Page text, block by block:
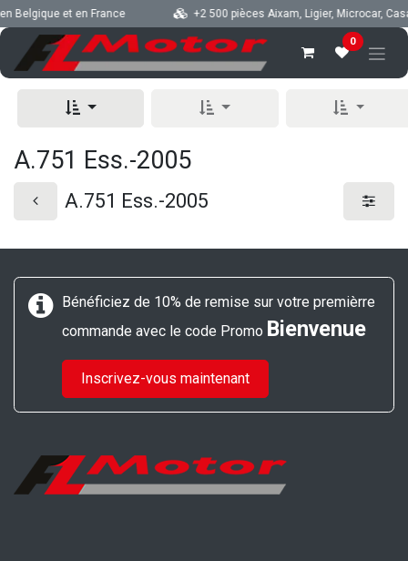
Se rendre au contenu
Belgique et en France +2 500 pièces Aixam, Ligier, Microcar,
0
A.751 Ess.-2005
A.751 Ess.-2005
Bénéficiez de 10% de remise sur votre premièrre
commande avec le code Promo Bienvenue
Inscrivez-vous maintenant